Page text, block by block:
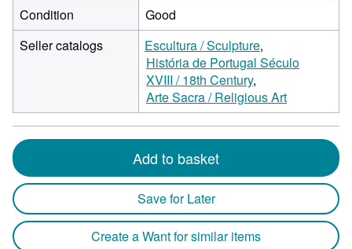
Condition
Good
Seller catalogs
Escultura / Sculpture
História de Portugal Século
XVIII / 18th Century
Arte Sacra / Religious Art
Add to basket
Save for Later
Create a Want for similar items